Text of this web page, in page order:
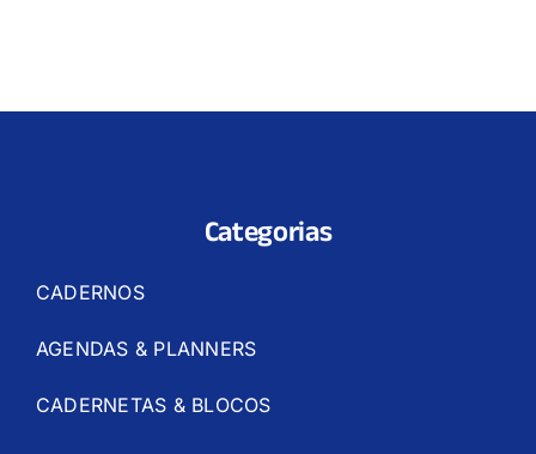
Categorias
CADERNOS
AGENDAS & PLANNERS
CADERNETAS & BLOCOS